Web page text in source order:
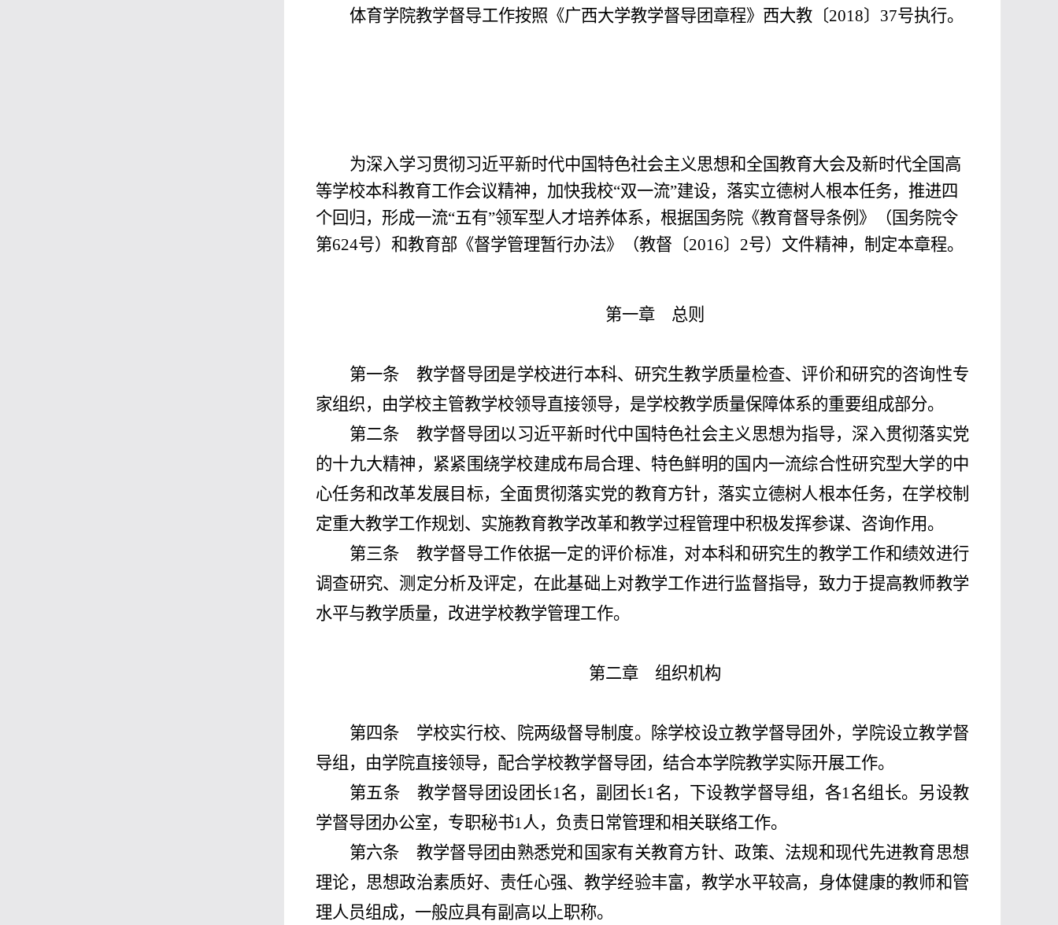
体育学院教学督导工作按照《广西大学教学督导团章程》西大教〔2018〕37号执行。
为深入学习贯彻习近平新时代中国特色社会主义思想和全国教育大会及新时代全国高
等学校本科教育工作会议精神，加快我校“双一流”建设，落实立德树人根本任务，推进四
个回归，形成一流“五有”领军型人才培养体系，根据国务院《教育督导条例》（国务院令
第624号）和教育部《督学管理暂行办法》（教督〔2016〕2号）文件精神，制定本章程。
第一章 总则
第一条 教学督导团是学校进行本科、研究生教学质量检查、评价和研究的咨询性专
家组织，由学校主管教学校领导直接领导，是学校教学质量保障体系的重要组成部分。
第二条 教学督导团以习近平新时代中国特色社会主义思想为指导，深入贯彻落实党
的十九大精神，紧紧围绕学校建成布局合理、特色鲜明的国内一流综合性研究型大学的中
心任务和改革发展目标，全面贯彻落实党的教育方针，落实立德树人根本任务，在学校制
定重大教学工作规划、实施教育教学改革和教学过程管理中积极发挥参谋、咨询作用。
第三条 教学督导工作依据一定的评价标准，对本科和研究生的教学工作和绩效进行
调查研究、测定分析及评定，在此基础上对教学工作进行监督指导，致力于提高教师教学
水平与教学质量，改进学校教学管理工作。
第二章 组织机构
第四条 学校实行校、院两级督导制度。除学校设立教学督导团外，学院设立教学督
导组，由学院直接领导，配合学校教学督导团，结合本学院教学实际开展工作。
第五条 教学督导团设团长1名，副团长1名，下设教学督导组，各1名组长。另设教
学督导团办公室，专职秘书1人，负责日常管理和相关联络工作。
第六条 教学督导团由熟悉党和国家有关教育方针、政策、法规和现代先进教育思想
理论，思想政治素质好、责任心强、教学经验丰富，教学水平较高，身体健康的教师和管
理人员组成，一般应具有副高以上职称。